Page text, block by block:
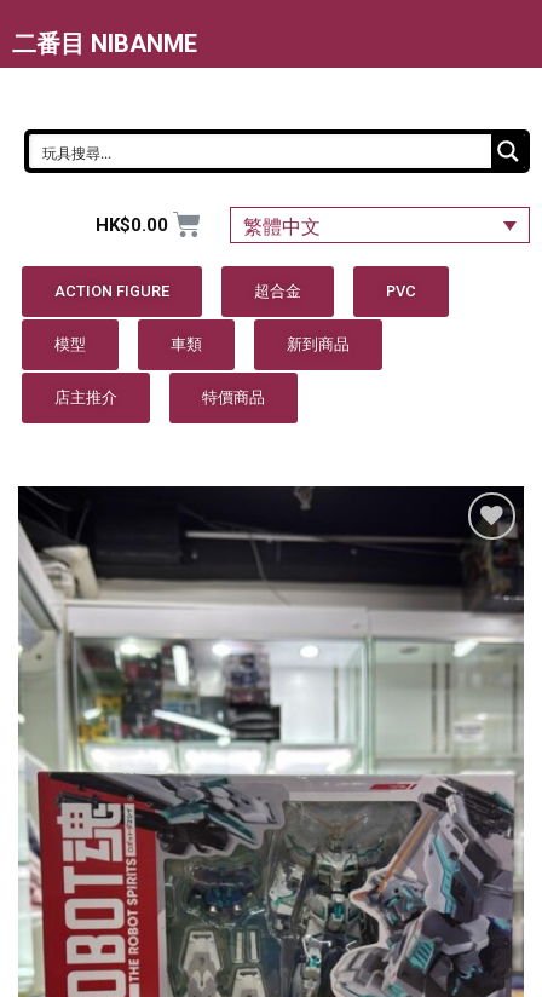
二番目 NIBANME
HK$0.00 繁體中文
ACTION FIGURE 超合金 PVC
模型 車類 新到商品
店主推介 特價商品